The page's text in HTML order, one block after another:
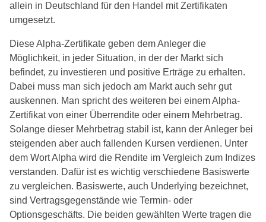
allein in Deutschland für den Handel mit Zertifikaten
umgesetzt.
Diese Alpha-Zertifikate geben dem Anleger die
Möglichkeit, in jeder Situation, in der der Markt sich
befindet, zu investieren und positive Erträge zu erhalten.
Dabei muss man sich jedoch am Markt auch sehr gut
auskennen. Man spricht des weiteren bei einem Alpha-
Zertifikat von einer Überrendite oder einem Mehrbetrag.
Solange dieser Mehrbetrag stabil ist, kann der Anleger bei
steigenden aber auch fallenden Kursen verdienen. Unter
dem Wort Alpha wird die Rendite im Vergleich zum Indizes
verstanden. Dafür ist es wichtig verschiedene Basiswerte
zu vergleichen. Basiswerte, auch Underlying bezeichnet,
sind Vertragsgegenstände wie Termin- oder
Optionsgeschäfts. Die beiden gewählten Werte tragen die